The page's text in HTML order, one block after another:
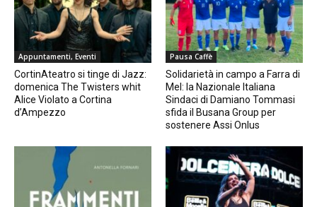
Appuntamenti, Eventi
CortinAteatro si tinge di Jazz:
domenica The Twisters whit
Alice Violato a Cortina
d’Ampezzo
Pausa Caffè
Solidarietà in campo a Farra di
Mel: la Nazionale Italiana
Sindaci di Damiano Tommasi
sfida il Busana Group per
sostenere Assi Onlus